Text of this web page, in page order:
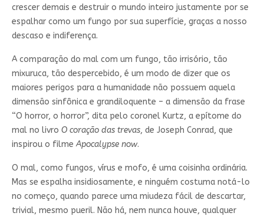
crescer demais e destruir o mundo inteiro justamente por se
espalhar como um fungo por sua superfície, graças a nosso
descaso e indiferença.
A comparação do mal com um fungo, tão irrisório, tão
mixuruca, tão despercebido, é um modo de dizer que os
maiores perigos para a humanidade não possuem aquela
dimensão sinfônica e grandiloquente – a dimensão da frase
“O horror, o horror”, dita pelo coronel Kurtz, a epítome do
mal no livro O coração das trevas, de Joseph Conrad, que
inspirou o filmeApocalypse now.
O mal, como fungos, vírus e mofo, é uma coisinha ordinária.
Mas se espalha insidiosamente, e ninguém costuma notá-lo
no começo, quando parece uma miudeza fácil de descartar,
trivial, mesmo pueril. Não há, nem nunca houve, qualquer